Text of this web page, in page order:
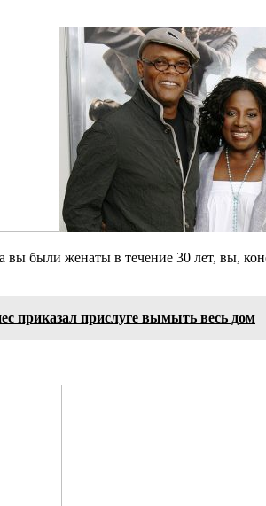
были женаты в течение 30 лет, вы,
приказал прислуге вымыть весь дом